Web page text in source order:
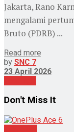
Jakarta, Rano
mengalami
Bruto (PDRB) ...
Read more
by SNC 7
23 April 2026
Don't Miss It